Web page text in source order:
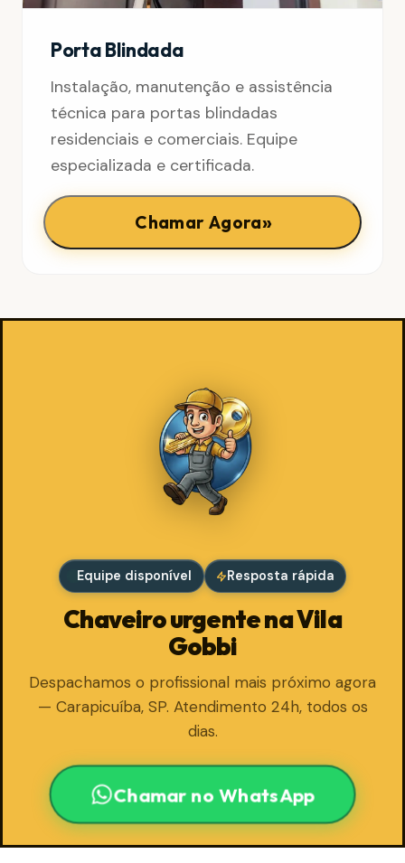
Porta Blindada
Instalação, manutenção e assistência
técnica para portas blindadas
residenciais e comerciais. Equipe
especializada e certificada.
Chamar Agora»
Equipe disponível Resposta rápida
Chaveiro urgente na Vila
Gobbi
Despachamos o profissional mais próximo agora
— Carapicuíba, SP. Atendimento 24h, todos os
dias.
Chamar no WhatsApp